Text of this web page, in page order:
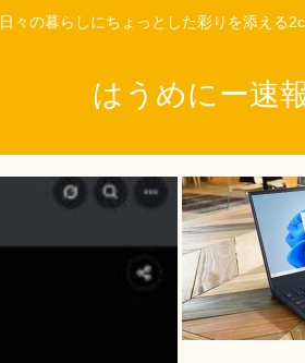
日々の暮らしにちょっとした彩りを添える
はうめにー速